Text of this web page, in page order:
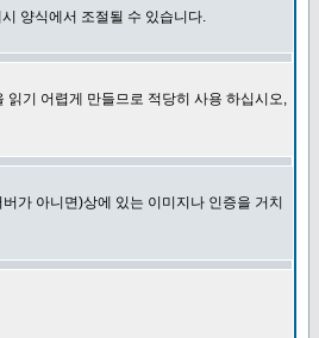
양식에서 조절될 수 있습니다.
기 어렵게 만들므로 적당히 사용 하십시오,
가 아니면)상에 있는 이미지나 인증을 거치